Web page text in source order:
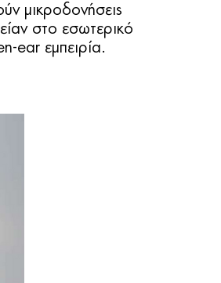
μικροδονήσεις
στο εσωτερικό
ear εμπειρία.